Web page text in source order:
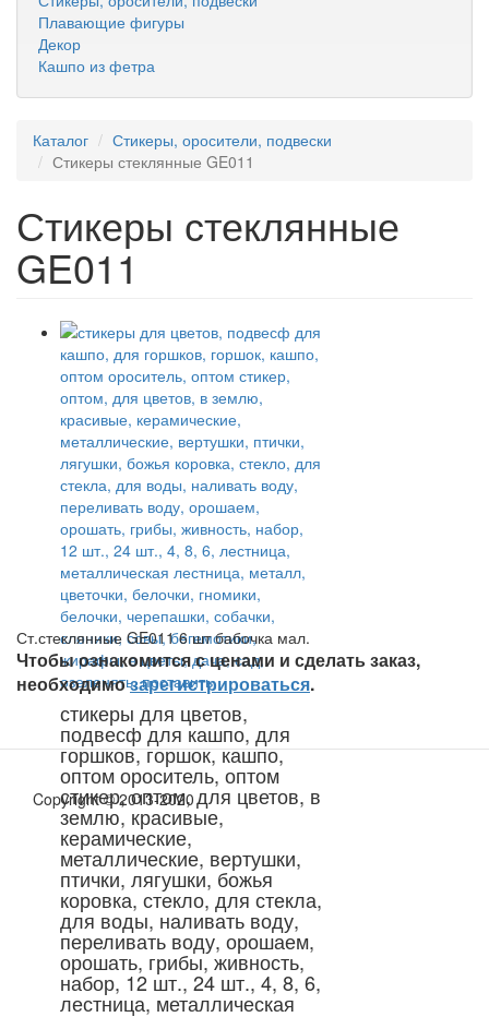
Плавающие фигуры
Декор
Кашпо из фетра
Каталог
Стикеры, оросители, подвески
Стикеры стеклянные GE011
Стикеры стеклянные
GE011
стикеры для цветов,
подвесф для кашпо, для
горшков, горшок, кашпо,
оптом ороситель, оптом
стикер, оптом, для цветов, в
землю, красивые,
керамические,
металлические, вертушки,
птички, лягушки, божья
коровка, стекло, для стекла,
для воды, наливать воду,
переливать воду, орошаем,
орошать, грибы, живность,
набор, 12 шт., 24 шт., 4, 8, 6,
лестница, металлическая
Ст.стеклянные GE011 6 шт бабочка мал.
Чтобы ознакомится с ценами и сделать заказ,
необходимозарегистрироваться.
Copyright © 2013-2020